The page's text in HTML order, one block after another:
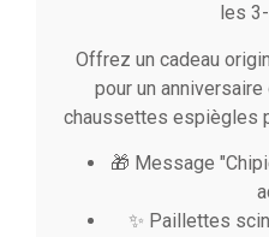
les
Offrez un cadeau
pour un
chaussettes espiègles
🎁 Message
✨ Paillettes